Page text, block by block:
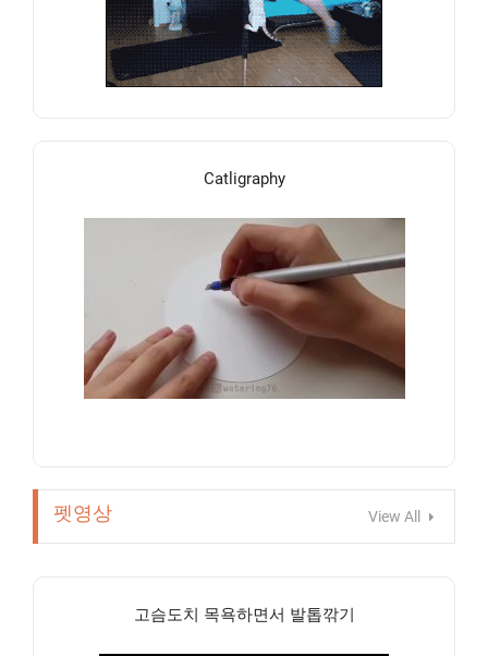
Catligraphy
펫영상 View All
고슴도치 목욕하면서 발톱깎기